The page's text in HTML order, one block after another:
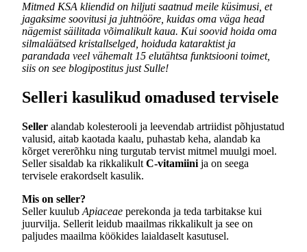
Mitmed KSA kliendid on hiljuti saatnud meile küsimusi, et
jagaksime soovitusi ja juhtnööre, kuidas oma väga head
nägemist säilitada võimalikult kaua. Kui soovid hoida oma
silmaläätsed kristallselged, hoiduda kataraktist ja
parandada veel vähemalt 15 elutähtsa funktsiooni toimet,
siis on see blogipostitus just Sulle!
Selleri kasulikud omadused tervisele
Seller alandab kolesterooli ja leevendab artriidist põhjustatud
valusid, aitab kaotada kaalu, puhastab keha, alandab ka
kõrget vererõhku ning turgutab tervist mitmel muulgi moel.
Seller sisaldab ka rikkalikult C-vitamiini ja on seega
tervisele erakordselt kasulik.
Mis on seller?
Seller kuulub Apiaceae perekonda ja teda tarbitakse kui
juurvilja. Sellerit leidub maailmas rikkalikult ja see on
paljudes maailma köökides laialdaselt kasutusel.